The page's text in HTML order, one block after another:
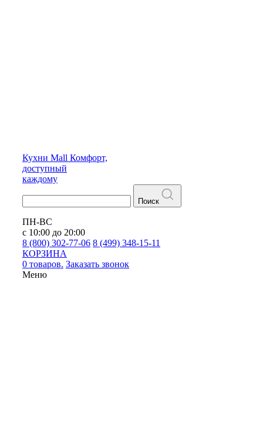
Кухни Mall Комфорт,
доступный
каждому
Поиск
ПН-ВС
с 10:00 до 20:00
8 (800) 302-77-06 8 (499) 348-15-11
КОРЗИНА
0 товаров. Заказать звонок
Меню